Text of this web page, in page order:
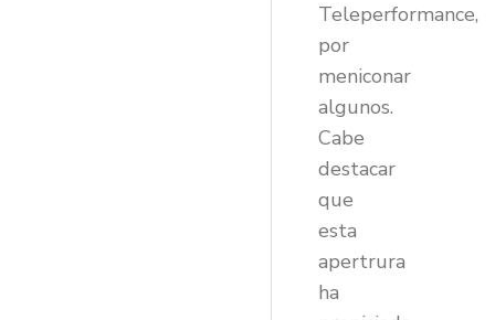
Teleperformance,
por
meniconar
algunos.
Cabe
destacar
que
esta
apertrura
ha